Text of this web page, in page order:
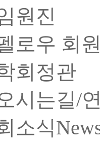
원진
로우 회원
회정관
시는길/
소식